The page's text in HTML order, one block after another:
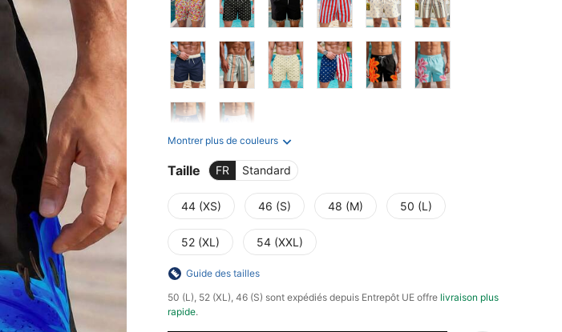
Montrer plus de couleurs
Taille FR Standard
44 (XS) 46 (S) 48 (M) 50 (L)
52 (XL) 54 (XXL)
Guide des tailles
​50 (L), 52 (XL), 46 (S) sont expédiés depuis Entrepôt UE offre livraison plus
rapide.